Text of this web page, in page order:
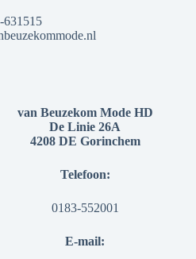
631515
van Beuzekom Mode HD
De Linie 26A
4208 DE Gorinchem
Telefoon:
0183-552001
E-mail: